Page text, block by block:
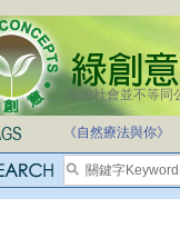
法治社會並不等同
自家教育合法化-
《自然療法與你》